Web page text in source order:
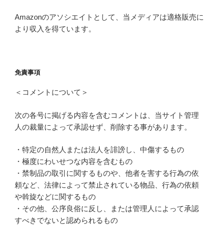
Amazonのアソシエイトとして、当メディアは適格販売に
より収入を得ています。
免責事項
＜コメントについて＞
次の各号に掲げる内容を含むコメントは、当サイト管理
人の裁量によって承認せず、削除する事があります。
・特定の自然人または法人を誹謗し、中傷するもの
・極度にわいせつな内容を含むもの
・禁制品の取引に関するものや、他者を害する行為の依
頼など、法律によって禁止されている物品、行為の依頼
や斡旋などに関するもの
・その他、公序良俗に反し、または管理人によって承認
すべきでないと認められるもの